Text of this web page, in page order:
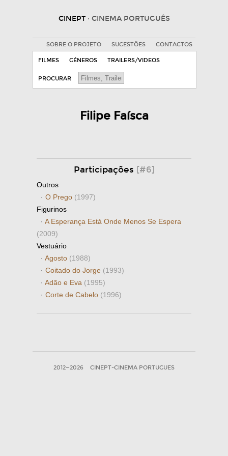
CINEPT · CINEMA PORTUGUÊS
SOBRE O PROJETO SUGESTÕES CONTACTOS
FILMES GÉNEROS TRAILERS/VIDEOS
PROCURAR
Filipe Faísca
Participações [#6]
Outros
· O Prego (1997)
Figurinos
· A Esperança Está Onde Menos Se Espera
(2009)
Vestuário
· Agosto (1988)
· Coitado do Jorge (1993)
· Adão e Eva (1995)
· Corte de Cabelo (1996)
2012—2026 CINEPT-CINEMA PORTUGUES